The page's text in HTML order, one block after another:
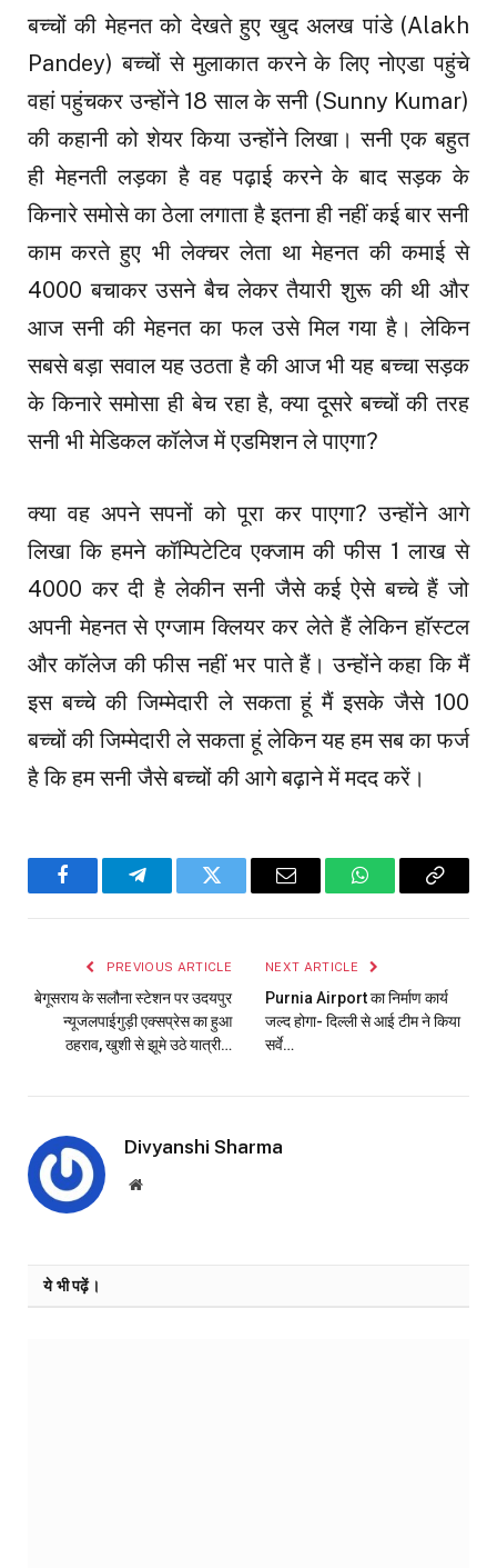
बच्चों की मेहनत को देखते हुए खुद अलख पांडे (Alakh
Pandey) बच्चों से मुलाकात करने के लिए नोएडा पहुंचे
वहां पहुंचकर उन्होंने 18 साल के सनी (Sunny Kumar)
की कहानी को शेयर किया उन्होंने लिखा। सनी एक बहुत
ही मेहनती लड़का है वह पढ़ाई करने के बाद सड़क के
किनारे समोसे का ठेला लगाता है इतना ही नहीं कई बार सनी
काम करते हुए भी लेक्चर लेता था मेहनत की कमाई से
₹4000 बचाकर उसने बैच लेकर तैयारी शुरू की थी और
आज सनी की मेहनत का फल उसे मिल गया है। लेकिन
सबसे बड़ा सवाल यह उठता है की आज भी यह बच्चा सड़क
के किनारे समोसा ही बेच रहा है, क्या दूसरे बच्चों की तरह
सनी भी मेडिकल कॉलेज में एडमिशन ले पाएगा?
क्या वह अपने सपनों को पूरा कर पाएगा? उन्होंने आगे
लिखा कि हमने कॉम्पिटेटिव एक्जाम की फीस 1 लाख से
₹4000 कर दी है लेकीन सनी जैसे कई ऐसे बच्चे हैं जो
अपनी मेहनत से एग्जाम क्लियर कर लेते हैं लेकिन हॉस्टल
और कॉलेज की फीस नहीं भर पाते हैं। उन्होंने कहा कि मैं
इस बच्चे की जिम्मेदारी ले सकता हूं मैं इसके जैसे 100
बच्चों की जिम्मेदारी ले सकता हूं लेकिन यह हम सब का फर्ज
है कि हम सनी जैसे बच्चों की आगे बढ़ाने में मदद करें।
FacebookTelegramTwitter Email WhatsAppCopy
PREVIOUS ARTICLE
बेगूसराय के सलौना स्टेशन पर उदयपुर
न्यूजलपाईगुड़ी एक्सप्रेस का हुआ
ठहराव, खुशी से झूमे उठे यात्री…
NEXT ARTICLE
Purnia Airport का निर्माण कार्य
जल्द होगा- दिल्ली से आई टीम ने किया
सर्वे…
Divyanshi Sharma
Website
ये भी पढ़ें।